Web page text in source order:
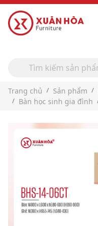
Trang chủ Sản phẩm
Bàn học sinh gia đình